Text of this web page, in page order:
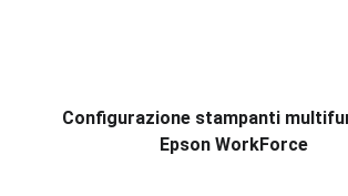
Configurazione stampanti
Epson WorkForce